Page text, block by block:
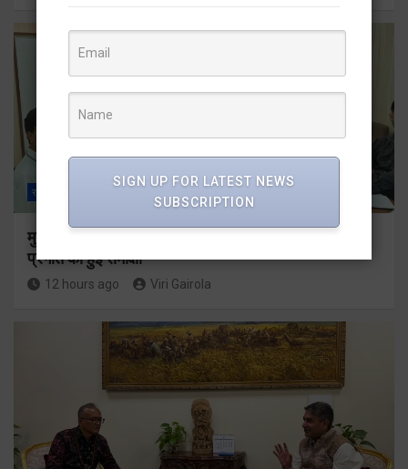
राज्य
मुख्यमंत्री के दिशा-निर्देशों में पीएम आवास योजना (शहरी) की
प्रगति की हुई समीक्षा
12 hours ago Viri Gairola
SIGN UP FOR LATEST NEWS
SUBSCRIPTION